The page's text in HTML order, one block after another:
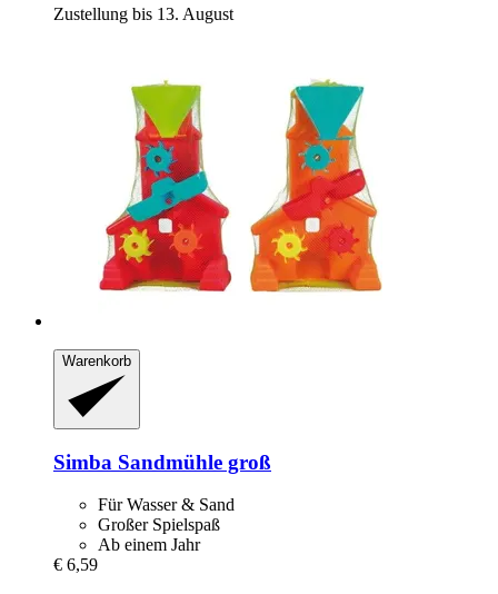
Zustellung bis 13. August
Warenkorb
Simba Sandmühle groß
Für Wasser & Sand
Großer Spielspaß
Ab einem Jahr
€ 6,59